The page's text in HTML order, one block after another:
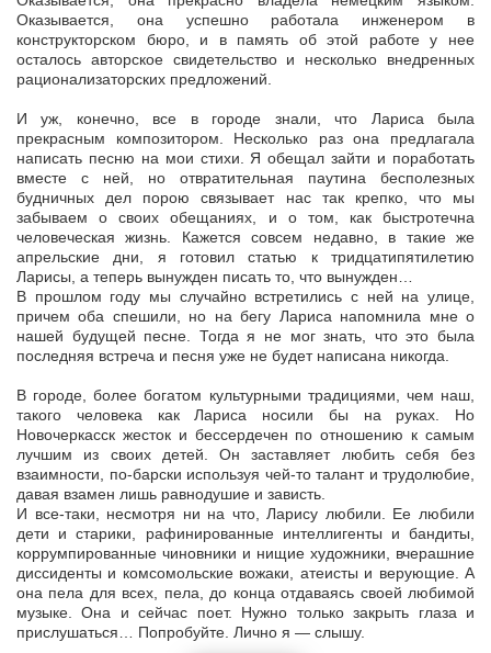
Оказывается, она успешно работала инженером в
конструкторском бюро, и в память об этой работе у нее
осталось авторское свидетельство и несколько внедренных
рационализаторских предложений.
И уж, конечно, все в городе знали, что Лариса была
прекрасным композитором. Несколько раз она предлагала
написать песню на мои стихи. Я обещал зайти и поработать
вместе с ней, но отвратительная паутина бесполезных
будничных дел порою связывает нас так крепко, что мы
забываем о своих обещаниях, и о том, как быстротечна
человеческая жизнь. Кажется совсем недавно, в такие же
апрельские дни, я готовил статью к тридцатипятилетию
Ларисы, а теперь вынужден писать то, что вынужден…
В прошлом году мы случайно встретились с ней на улице,
причем оба спешили, но на бегу Лариса напомнила мне о
нашей будущей песне. Тогда я не мог знать, что это была
последняя встреча и песня уже не будет написана никогда.
В городе, более богатом культурными традициями, чем наш,
такого человека как Лариса носили бы на руках. Но
Новочеркасск жесток и бессердечен по отношению к самым
лучшим из своих детей. Он заставляет любить себя без
взаимности, по-барски используя чей-то талант и трудолюбие,
давая взамен лишь равнодушие и зависть.
И все-таки, несмотря ни на что, Ларису любили. Ее любили
дети и старики, рафинированные интеллигенты и бандиты,
коррумпированные чиновники и нищие художники, вчерашние
диссиденты и комсомольские вожаки, атеисты и верующие. А
она пела для всех, пела, до конца отдаваясь своей любимой
музыке. Она и сейчас поет. Нужно только закрыть глаза и
прислушаться… Попробуйте. Лично я — слышу.